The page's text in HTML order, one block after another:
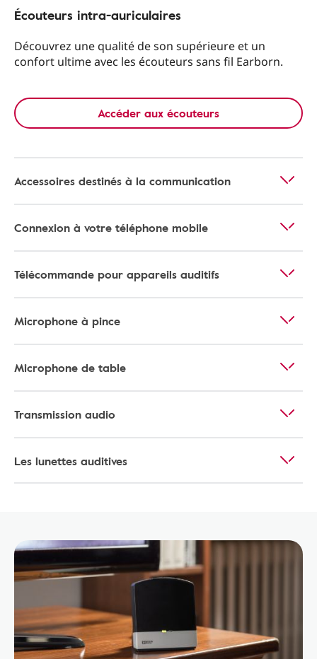
Écouteurs intra-auriculaires
Découvrez une qualité de son supérieure et un
confort ultime avec les écouteurs sans fil Earborn.
Accéder aux écouteurs
Accessoires destinés à la communication
Connexion à votre téléphone mobile
Télécommande pour appareils auditifs
Microphone à pince
Microphone de table
Transmission audio
Les lunettes auditives